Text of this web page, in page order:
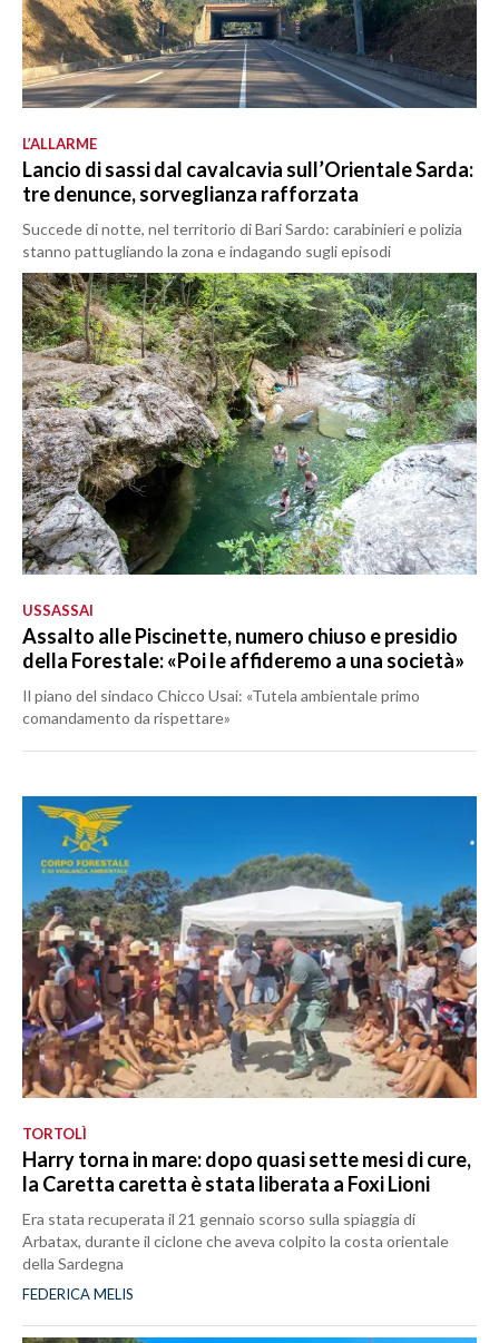
L’ALLARME
Lancio di sassi dal cavalcavia sull’Orientale Sarda:
tre denunce, sorveglianza rafforzata
Succede di notte, nel territorio di Bari Sardo: carabinieri e polizia
stanno pattugliando la zona e indagando sugli episodi
USSASSAI
Assalto alle Piscinette, numero chiuso e presidio
della Forestale: «Poi le affideremo a una società»
Il piano del sindaco Chicco Usai: «Tutela ambientale primo
comandamento da rispettare»
TORTOLÌ
Harry torna in mare: dopo quasi sette mesi di cure,
la Caretta caretta è stata liberata a Foxi Lioni
Era stata recuperata il 21 gennaio scorso sulla spiaggia di
Arbatax, durante il ciclone che aveva colpito la costa orientale
della Sardegna
FEDERICA MELIS